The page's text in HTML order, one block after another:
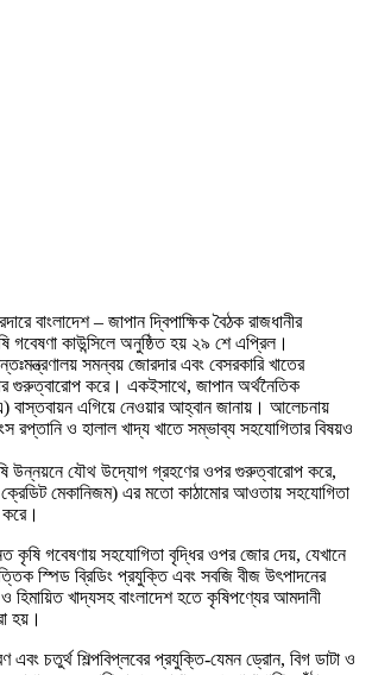
বাংলাদেশ – জাপান দ্বিপাক্ষিক বৈঠক রাজধানীর
গবেষণা কাউন্সিলে অনুষ্ঠিত হয় ২৯ শে এপ্রিল।
সমন্বয় জোরদার এবং বেসরকারি খাতের
গুরুত্বারোপ করে। একইসাথে, জাপান অর্থনৈতিক
বাস্তবায়ন এগিয়ে নেওয়ার আহ্বান জানায়। আলেচনায়
রপ্তানি ও হালাল খাদ্য খাতে সম্ভাব্য সহযোগিতার বিষয়ও
উন্নয়নে যৌথ উদ্যোগ গ্রহণের ওপর গুরুত্বারোপ করে,
মেকানিজম) এর মতো কাঠামোর আওতায় সহযোগিতা
কৃষি গবেষণায় সহযোগিতা বৃদ্ধির ওপর জোর দেয়, যেখানে
স্পিড ব্রিডিং প্রযুক্তি এবং সবজি বীজ উৎপাদনের
খাদ্যসহ বাংলাদেশ হতে কৃষিপণ্যের আমদানী
হয়।
এবং চতুর্থ শিল্পবিপ্লবের প্রযুক্তি-যেমন ড্রোন, বিগ ডাটা ও